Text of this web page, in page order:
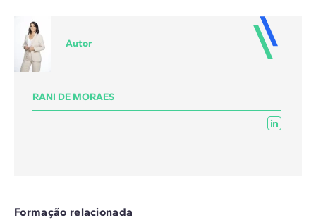
Autor
RANI DE MORAES
Formação relacionada